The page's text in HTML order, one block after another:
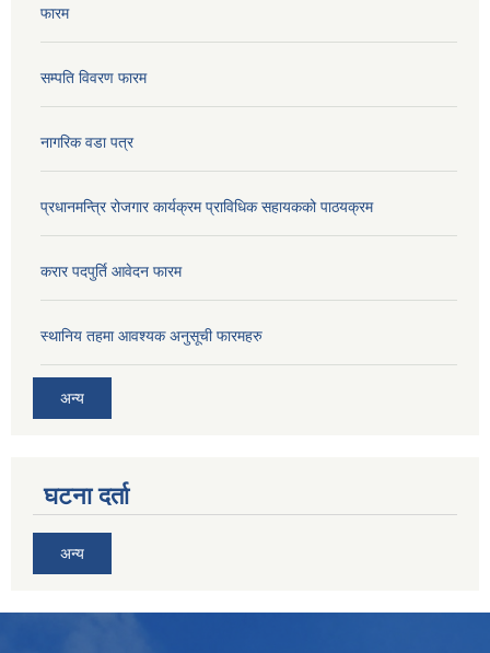
फारम
सम्पति विवरण फारम
नागरिक वडा पत्र
प्रधानमन्त्रि रोजगार कार्यक्रम प्राविधिक सहायकको पाठयक्रम
करार पदपुर्ति आवेदन फारम
स्थानिय तहमा आवश्यक अनुसूची फारमहरु
अन्य
घटना दर्ता
अन्य